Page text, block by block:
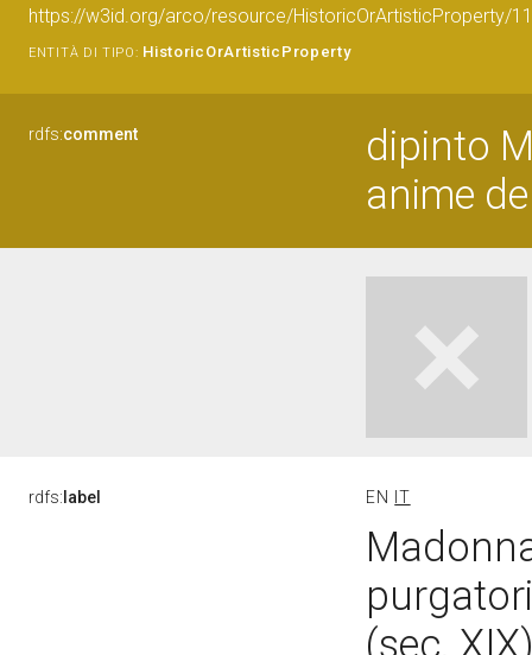
https://w3id.org/arco/resource/HistoricOrArtisticProperty/
ENTITÀ DI TIPO: HistoricOrArtisticProperty
rdfs:comment
dipinto
anime
rdfs: label EN IT
(sec.